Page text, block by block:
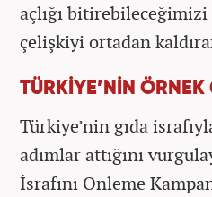
açlığı
çelişkiyi ortadan
TÜRKİYE’NİN
Türkiye’nin gıda
adımlar attığını
İsrafını Önleme